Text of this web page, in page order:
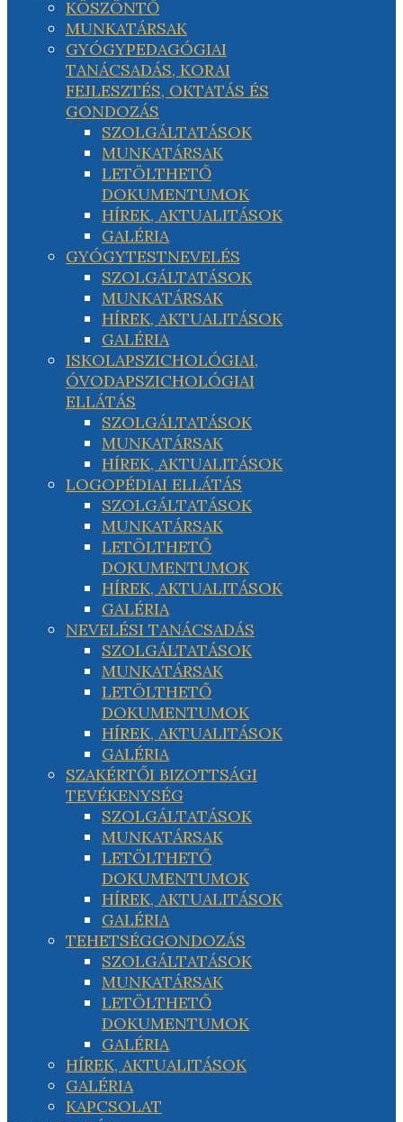
KÖSZÖNTŐ
MUNKATÁRSAK
GYÓGYPEDAGÓGIAI
TANÁCSADÁS, KORAI
FEJLESZTÉS, OKTATÁS ÉS
GONDOZÁS
SZOLGÁLTATÁSOK
MUNKATÁRSAK
LETÖLTHETŐ
DOKUMENTUMOK
HÍREK, AKTUALITÁSOK
GALÉRIA
GYÓGYTESTNEVELÉS
SZOLGÁLTATÁSOK
MUNKATÁRSAK
HÍREK, AKTUALITÁSOK
GALÉRIA
ISKOLAPSZICHOLÓGIAI,
ÓVODAPSZICHOLÓGIAI
ELLÁTÁS
SZOLGÁLTATÁSOK
MUNKATÁRSAK
HÍREK, AKTUALITÁSOK
LOGOPÉDIAI ELLÁTÁS
SZOLGÁLTATÁSOK
MUNKATÁRSAK
LETÖLTHETŐ
DOKUMENTUMOK
HÍREK, AKTUALITÁSOK
GALÉRIA
NEVELÉSI TANÁCSADÁS
SZOLGÁLTATÁSOK
MUNKATÁRSAK
LETÖLTHETŐ
DOKUMENTUMOK
HÍREK, AKTUALITÁSOK
GALÉRIA
SZAKÉRTŐI BIZOTTSÁGI
TEVÉKENYSÉG
SZOLGÁLTATÁSOK
MUNKATÁRSAK
LETÖLTHETŐ
DOKUMENTUMOK
HÍREK, AKTUALITÁSOK
GALÉRIA
TEHETSÉGGONDOZÁS
SZOLGÁLTATÁSOK
MUNKATÁRSAK
LETÖLTHETŐ
DOKUMENTUMOK
GALÉRIA
HÍREK, AKTUALITÁSOK
GALÉRIA
KAPCSOLAT